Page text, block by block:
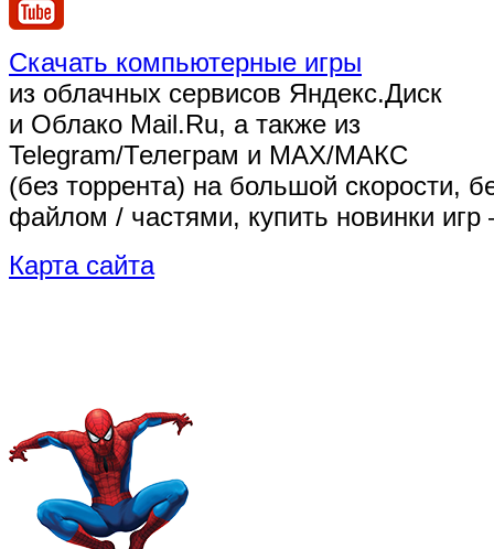
Скачать компьютерные игры
из облачных сервисов Яндекс.Диск
и Облако Mail.Ru, а также из
Telegram/Телеграм и MAX/МАКС
(без торрента) на большой скорости,
файлом / частями, купить новинки
Карта сайта